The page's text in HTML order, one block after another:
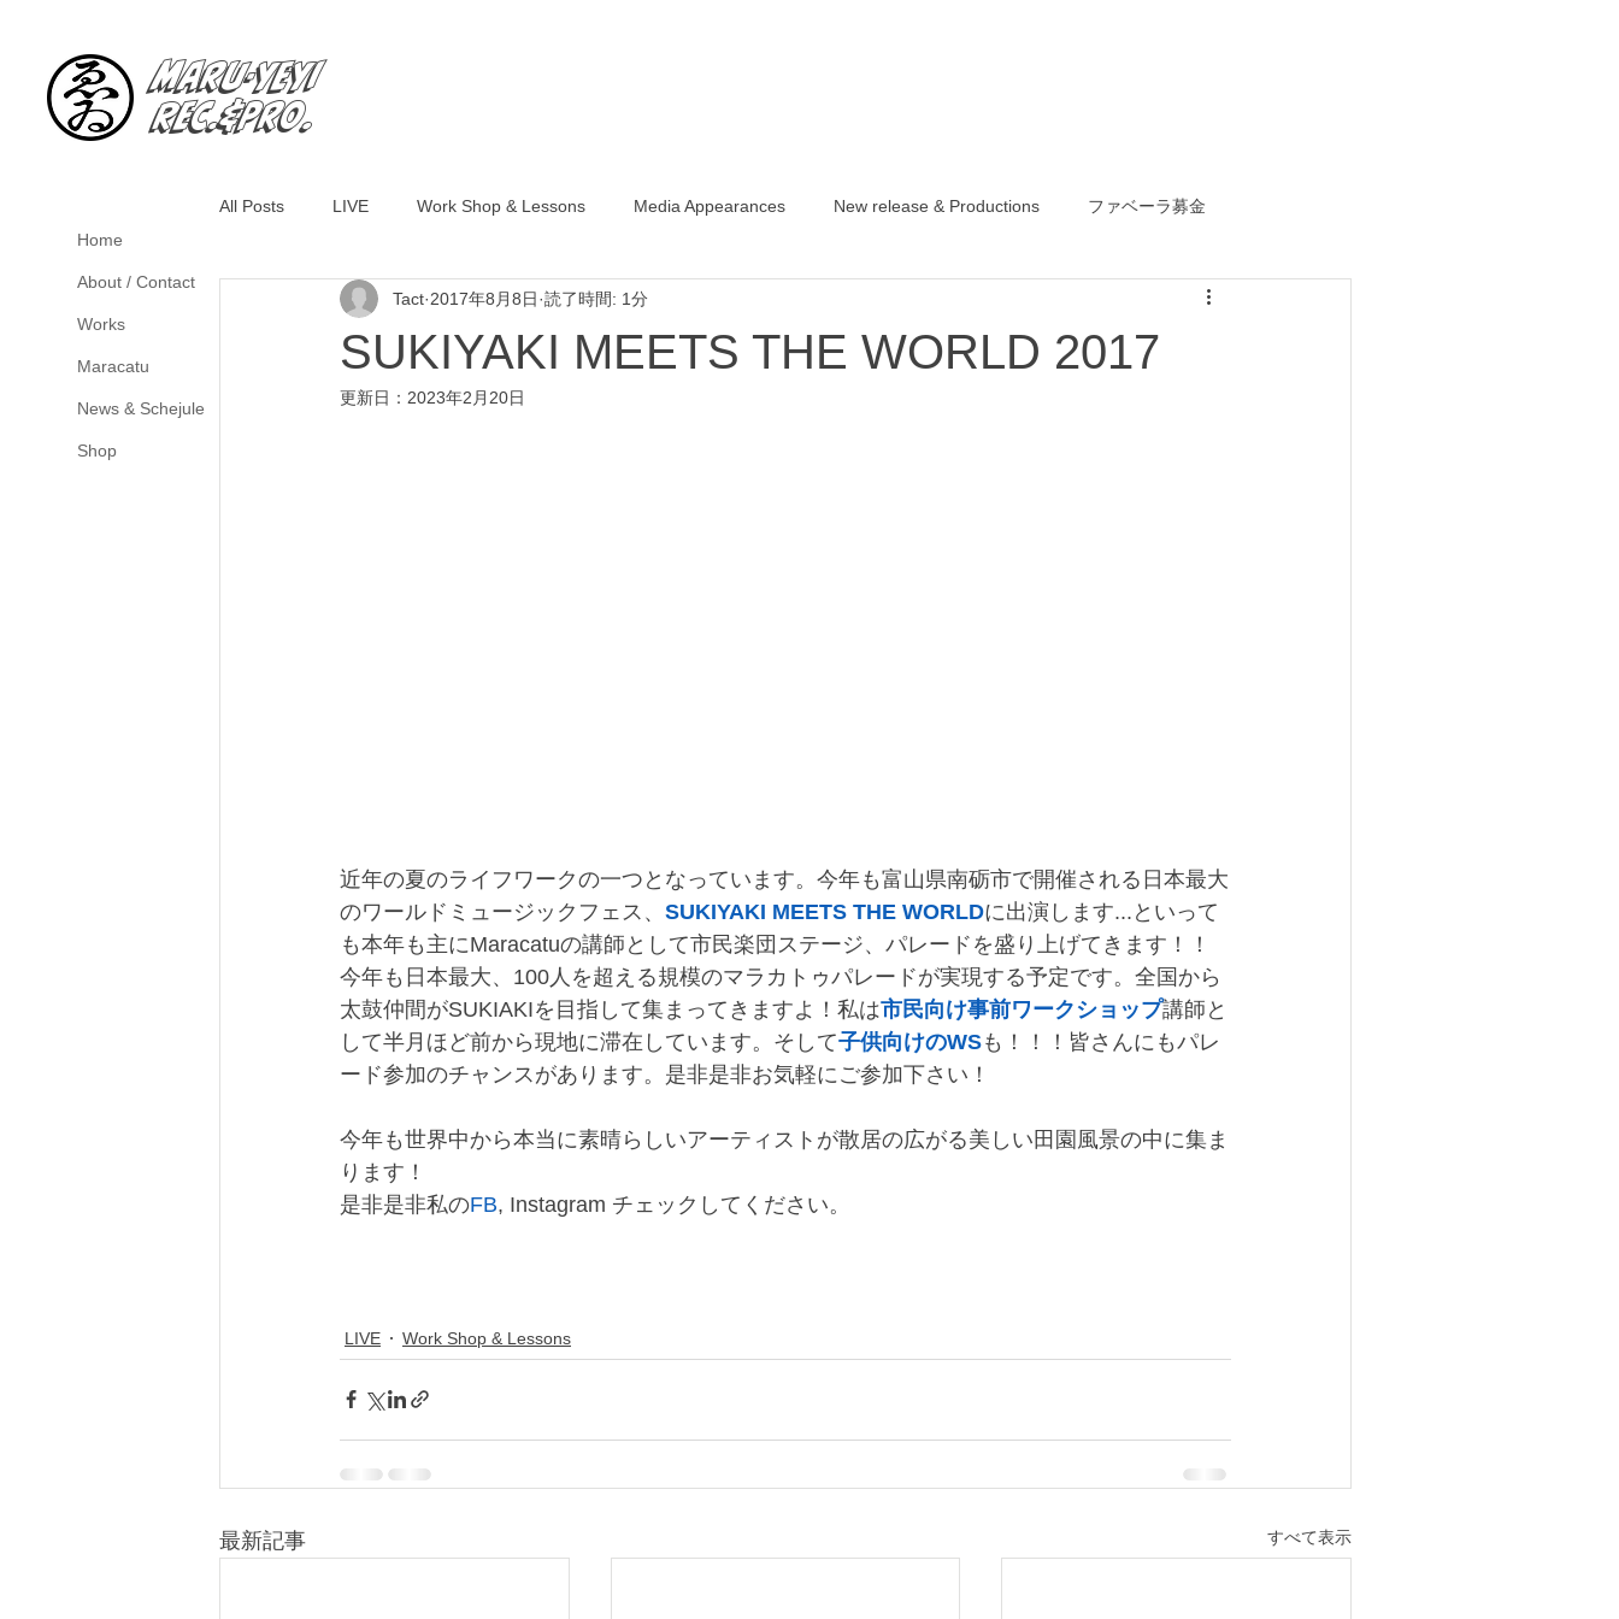
Home
About / Contact
Works
Maracatu
News & Schejule
Shop
Maru-YeYi
Rec.&Pro.
All Posts LIVE Work Shop & Lessons Media Appearances New release & Productions ファベーラ募金
SUKIYAKI MEETS THE WORLD 2017
Tact 2017年8月8日 読了時間: 1分
更新日： 2023年2月20日
近年の夏のライフワークの一つとなっています。今年も富山県南砺市で開催される日本最大
のワールドミュージックフェス、 SUKIYAKI MEETS THE WORLDに出演します...といって
も本年も主にMaracatuの講師として市民楽団ステージ、パレードを盛り上げてきます！！
今年も日本最大、100人を超える規模のマラカトゥパレードが実現する予定です。全国から
太鼓仲間がSUKIAKIを目指して集まってきますよ！私は市民向け事前ワークショップ講師と
して半月ほど前から現地に滞在しています。そして子供向けのWSも！！！皆さんにもパレ
ード参加のチャンスがあります。是非是非お気軽にご参加下さい！
今年も世界中から本当に素晴らしいアーティストが散居の広がる美しい田園風景の中に集ま
ります！
是非是非私のFB, Instagram チェックしてください。
LIVE Work Shop & Lessons
最新記事 すべて表示